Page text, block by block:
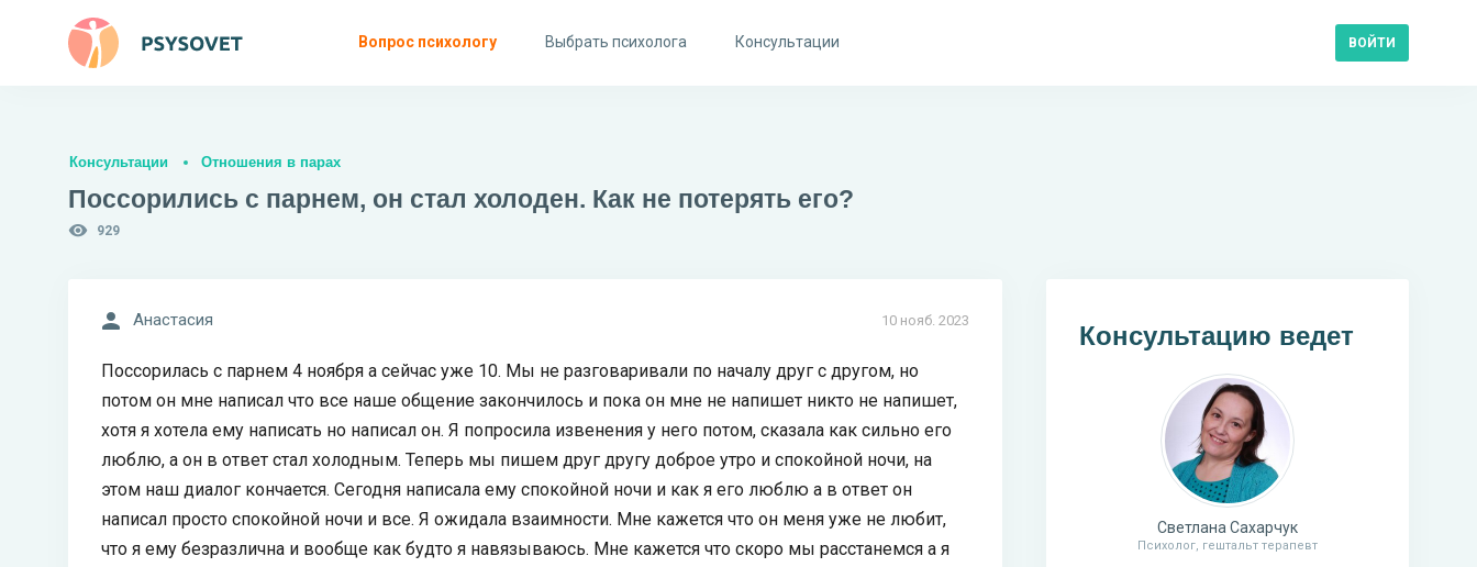
Вопрос психологу Выбрать психолога Консультации ВОЙТИ
Консультации Отношения в парах
Поссорились с парнем, он стал холоден. Как не потерять его?
929
10 нояб. 2023
Анастасия
Поссорилась с парнем 4 ноября а сейчас уже 10. Мы не разговаривали по началу друг с другом, но
потом он мне написал что все наше общение закончилось и пока он мне не напишет никто не напишет,
хотя я хотела ему написать но написал он. Я попросила извенения у него потом, сказала как сильно его
люблю, а он в ответ стал холодным. Теперь мы пишем друг другу доброе утро и спокойной ночи, на
этом наш диалог кончается. Сегодня написала ему спокойной ночи и как я его люблю а в ответ он
написал просто спокойной ночи и все. Я ожидала взаимности. Мне кажется что он меня уже не любит,
что я ему безразлична и вообще как будто я навязываюсь. Мне кажется что скоро мы расстанемся а я
Консультацию ведет
Светлана Сахарчук
Психолог, гештальт терапевт